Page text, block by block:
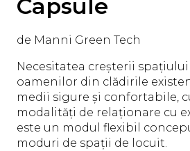
Capsule
de Manni Green Tech
Necesitatea creșterii
oamenilor din clădirile
medii sigure și confortabile,
modalități de relaționare cu
este un modul flexibil
moduri de spații de locuit.